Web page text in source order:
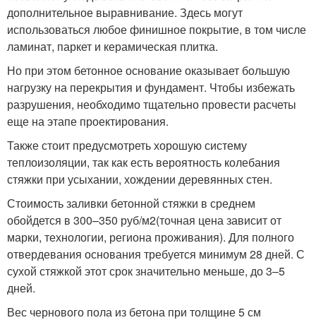
дополнительное выравнивание. Здесь могут
использоваться любое финишное покрытие, в том числе
ламинат, паркет и керамическая плитка.
Но при этом бетонное основание оказывает большую
нагрузку на перекрытия и фундамент. Чтобы избежать
разрушения, необходимо тщательно провести расчеты
еще на этапе проектирования.
Также стоит предусмотреть хорошую систему
теплоизоляции, так как есть вероятность колебания
стяжки при усыхании, хождении деревянных стен.
Стоимость заливки бетонной стяжки в среднем
обойдется в 300–350 руб/м2(точная цена зависит от
марки, технологии, региона проживания). Для полного
отвердевания основания требуется минимум 28 дней. С
сухой стяжкой этот срок значительно меньше, до 3–5
дней.
Вес чернового пола из бетона при толщине 5 см